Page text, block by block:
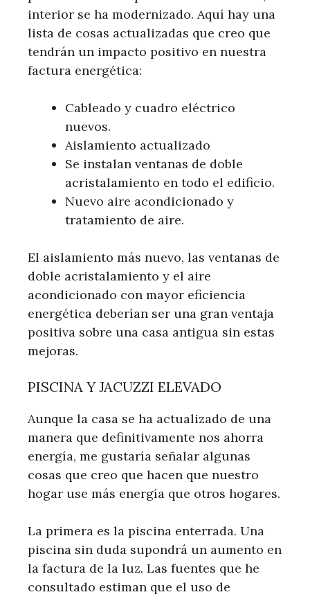
interior se ha modernizado. Aquí hay una
lista de cosas actualizadas que creo que
tendrán un impacto positivo en nuestra
factura energética:
Cableado y cuadro eléctrico
nuevos.
Aislamiento actualizado
Se instalan ventanas de doble
acristalamiento en todo el edificio.
Nuevo aire acondicionado y
tratamiento de aire.
El aislamiento más nuevo, las ventanas de
doble acristalamiento y el aire
acondicionado con mayor eficiencia
energética deberían ser una gran ventaja
positiva sobre una casa antigua sin estas
mejoras.
PISCINA Y JACUZZI ELEVADO
Aunque la casa se ha actualizado de una
manera que definitivamente nos ahorra
energía, me gustaría señalar algunas
cosas que creo que hacen que nuestro
hogar use más energía que otros hogares.
La primera es la piscina enterrada. Una
piscina sin duda supondrá un aumento en
la factura de la luz. Las fuentes que he
consultado estiman que el uso de